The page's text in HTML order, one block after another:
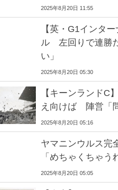
2025年8月20日 11:55
【英・G1インタ
ル 左回りで連勝
い」
2025年8月20日 05:30
【キーンランド
え向けば 陣営「
2025年8月20日 05:16
ヤマニンウルス完
「めちゃくちゃう
2025年8月20日 05:05